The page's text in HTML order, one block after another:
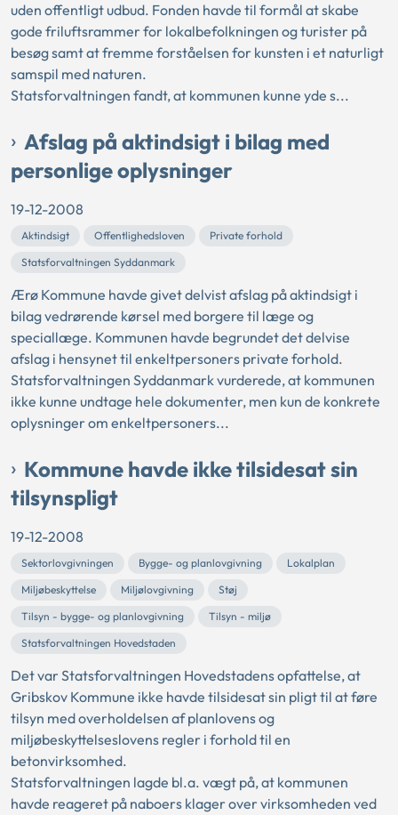
uden offentligt udbud. Fonden havde til formål at skabe
gode friluftsrammer for lokalbefolkningen og turister på
besøg samt at fremme forståelsen for kunsten i et naturligt
samspil med naturen.
Statsforvaltningen fandt, at kommunen kunne yde s...
Afslag på aktindsigt i bilag med
personlige oplysninger
19-12-2008
Aktindsigt Offentlighedsloven
Private forhold
Statsforvaltningen Syddanmark
Ærø Kommune havde givet delvist afslag på aktindsigt i
bilag vedrørende kørsel med borgere til læge og
speciallæge. Kommunen havde begrundet det delvise
afslag i hensynet til enkeltpersoners private forhold.
Statsforvaltningen Syddanmark vurderede, at kommunen
ikke kunne undtage hele dokumenter, men kun de konkrete
oplysninger om enkeltpersoners...
Kommune havde ikke tilsidesat sin
tilsynspligt
19-12-2008
Sektorlovgivningen Bygge- og planlovgivning
Lokalplan
Miljøbeskyttelse
Miljølovgivning
Støj
Tilsyn - bygge- og planlovgivning
Tilsyn - miljø
Statsforvaltningen Hovedstaden
Det var Statsforvaltningen Hovedstadens opfattelse, at
Gribskov Kommune ikke havde tilsidesat sin pligt til at føre
tilsyn med overholdelsen af planlovens og
miljøbeskyttelseslovens regler i forhold til en
betonvirksomhed.
Statsforvaltningen lagde bl.a. vægt på, at kommunen
havde reageret på naboers klager over virksomheden ved